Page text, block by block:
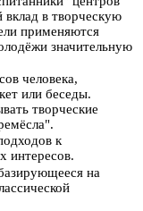
в творческую
применяются
значительную
человека,
или беседы.
творческие
к
интересов.
на